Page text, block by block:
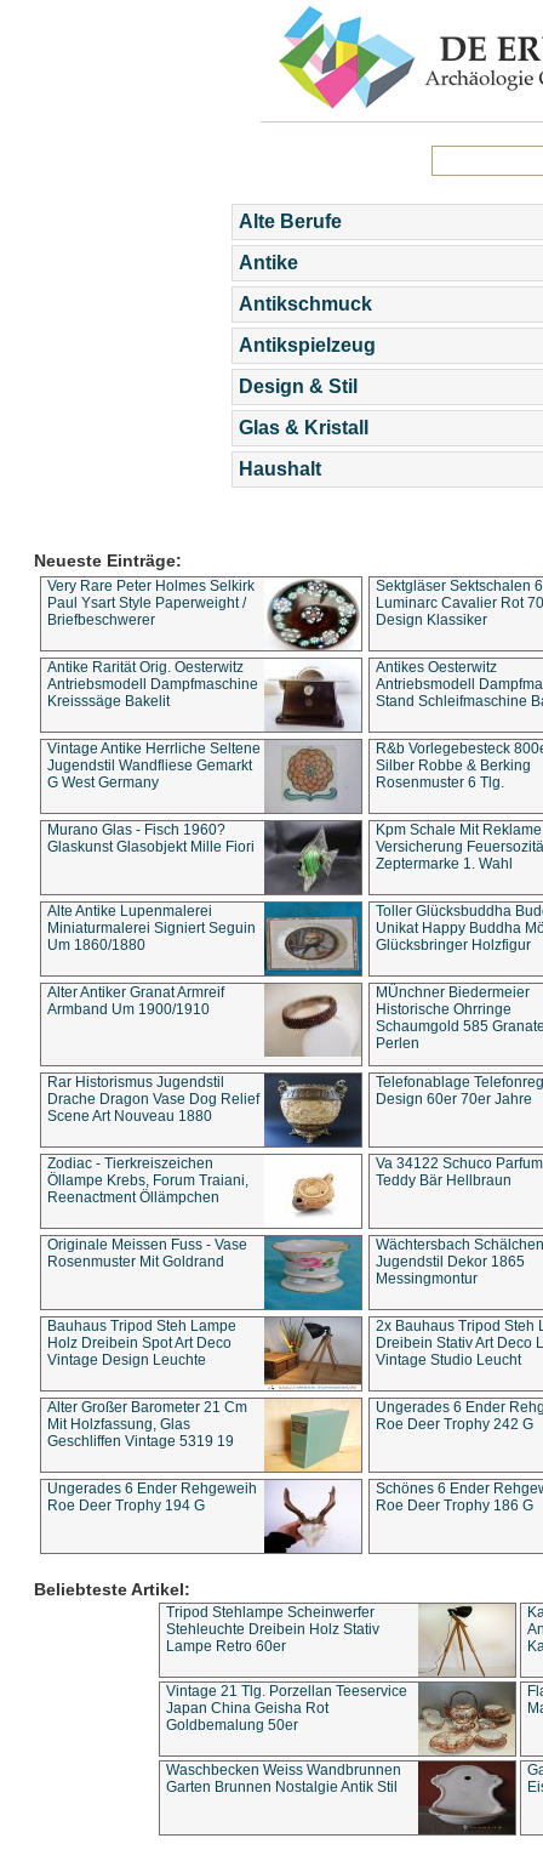
Alte Berufe
Antike
Antikschmuck
Antikspielzeug
Design & Stil
Glas & Kristall
Haushalt
Neueste Einträge:
Very Rare Peter Holmes Selkirk
Paul Ysart Style Paperweight /
Briefbeschwerer
Sektgläser Sektschalen
Luminarc Cavalier Rot
Design Klassiker
Antike Rarität Orig. Oesterwitz
Antriebsmodell Dampfmaschine
Kreisssäge Bakelit
Antikes Oesterwitz
Antriebsmodell
Stand Schleifmaschine
Vintage Antike Herrliche Seltene
Jugendstil Wandfliese Gemarkt
G West Germany
R&b Vorlegebesteck
Silber Robbe & Berking
Rosenmuster 6 Tlg.
Murano Glas - Fisch 1960?
Glaskunst Glasobjekt Mille Fiori
Kpm Schale Mit Reklame
Versicherung
Zeptermarke 1. Wahl
Alte Antike Lupenmalerei
Miniaturmalerei Signiert Seguin
Um 1860/1880
Toller Glücksbuddha
Unikat Happy Buddha
Glücksbringer Holzfigur
Alter Antiker Granat Armreif
Armband Um 1900/1910
MÜnchner Biedermeier
Historische Ohrringe
Schaumgold 585
Perlen
Rar Historismus Jugendstil
Drache Dragon Vase Dog Relief
Scene Art Nouveau 1880
Telefonablage
Design 60er 70er Jahre
Zodiac - Tierkreiszeichen
Öllampe Krebs, Forum Traiani,
Reenactment Öllämpchen
Va 34122 Schuco
Teddy Bär Hellbraun
Originale Meissen Fuss - Vase
Rosenmuster Mit Goldrand
Wächtersbach Schälchen
Jugendstil Dekor 1865
Messingmontur
Bauhaus Tripod Steh Lampe
Holz Dreibein Spot Art Deco
Vintage Design Leuchte
2x Bauhaus Tripod Steh
Dreibein Stativ Art Deco
Vintage Studio Leucht
Alter Großer Barometer 21 Cm
Mit Holzfassung, Glas
Geschliffen Vintage 5319 19
Ungerades 6 Ender
Roe Deer Trophy 242 G
Ungerades 6 Ender Rehgeweih
Roe Deer Trophy 194 G
Schönes 6 Ender
Roe Deer Trophy 186 G
Beliebteste Artikel:
Tripod Stehlampe Scheinwerfer
Stehleuchte Dreibein Holz Stativ
Lampe Retro 60er
Vintage 21 Tlg. Porzellan Teeservice
Japan China Geisha Rot
Goldbemalung 50er
Waschbecken Weiss Wandbrunnen
Garten Brunnen Nostalgie Antik Stil